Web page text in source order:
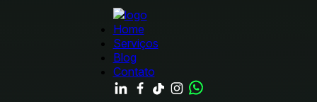
Home
Serviços
Blog
Contato